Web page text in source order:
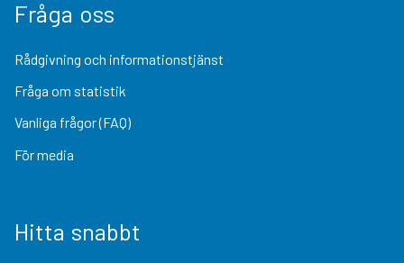
Fråga oss
Rådgivning och informationstjänst
Fråga om statistik
Vanliga frågor (FAQ)
För media
Hitta snabbt